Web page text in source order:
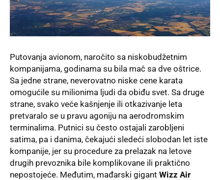
Putovanja avionom, naročito sa niskobudžetnim
kompanijama, godinama su bila mač sa dve oštrice.
Sa jedne strane, neverovatno niske cene karata
omogućile su milionima ljudi da obiđu svet. Sa druge
strane, svako veće kašnjenje ili otkazivanje leta
pretvaralo se u pravu agoniju na aerodromskim
terminalima. Putnici su često ostajali zarobljeni
satima, pa i danima, čekajući sledeći slobodan let iste
kompanije, jer su procedure za prelazak na letove
drugih prevoznika bile komplikovane ili praktično
nepostojeće. Međutim, mađarski gigant Wizz Air